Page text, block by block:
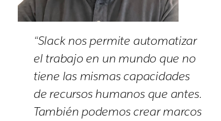
“Slack nos permite automatizar
el trabajo en un mundo que no
tiene las mismas capacidades
de recursos humanos que antes.
También podemos crear marcos